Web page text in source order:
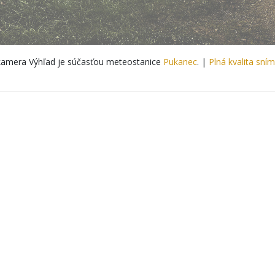
Výhľad je súčasťou meteostanice Pukanec. | Plná kvalita